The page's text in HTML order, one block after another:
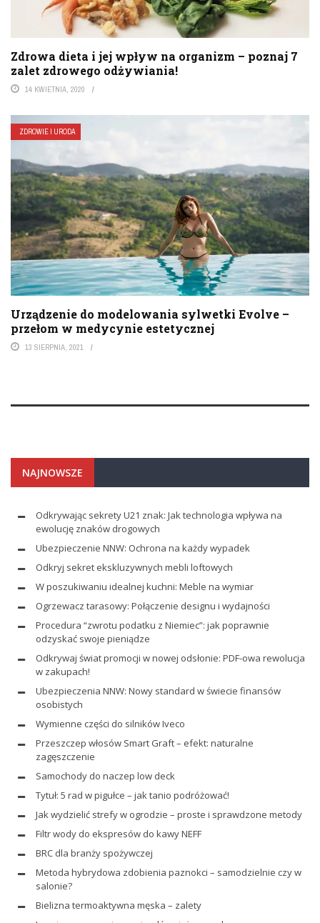
Zdrowa dieta i jej wpływ na organizm – poznaj 7
zalet zdrowego odżywiania!
14 KWIETNIA, 2020
ZDROWIE I URODA
Urządzenie do modelowania sylwetki Evolve –
przełom w medycynie estetycznej
13 SIERPNIA, 2021
NAJNOWSZE
Odkrywając sekrety U21 znak: Jak technologia wpływa na
ewolucję znaków drogowych
Ubezpieczenie NNW: Ochrona na każdy wypadek
Odkryj sekret ekskluzywnych mebli loftowych
W poszukiwaniu idealnej kuchni: Meble na wymiar
Ogrzewacz tarasowy: Połączenie designu i wydajności
Procedura “zwrotu podatku z Niemiec”: jak poprawnie
odzyskać swoje pieniądze
Odkrywaj świat promocji w nowej odsłonie: PDF-owa rewolucja
w zakupach!
Ubezpieczenia NNW: Nowy standard w świecie finansów
osobistych
Wymienne części do silników Iveco
Przeszczep włosów Smart Graft – efekt: naturalne
zagęszczenie
Samochody do naczep low deck
Tytuł: 5 rad w pigułce – jak tanio podróżować!
Jak wydzielić strefy w ogrodzie – proste i sprawdzone metody
Filtr wody do ekspresów do kawy NEFF
BRC dla branży spożywczej
Metoda hybrydowa zdobienia paznokci – samodzielnie czy w
salonie?
Bielizna termoaktywna męska – zalety